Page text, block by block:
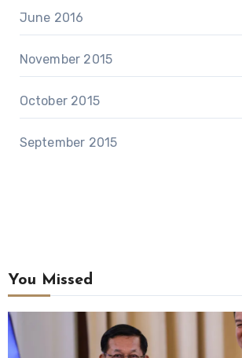
June 2016
November 2015
October 2015
September 2015
You Missed